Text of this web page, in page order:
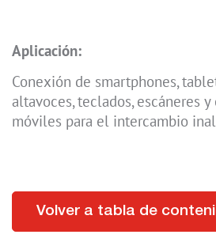
Aplicación:
Conexión de smartphones,
altavoces, teclados, escáneres
móviles para el intercambio
Volver a tabla de